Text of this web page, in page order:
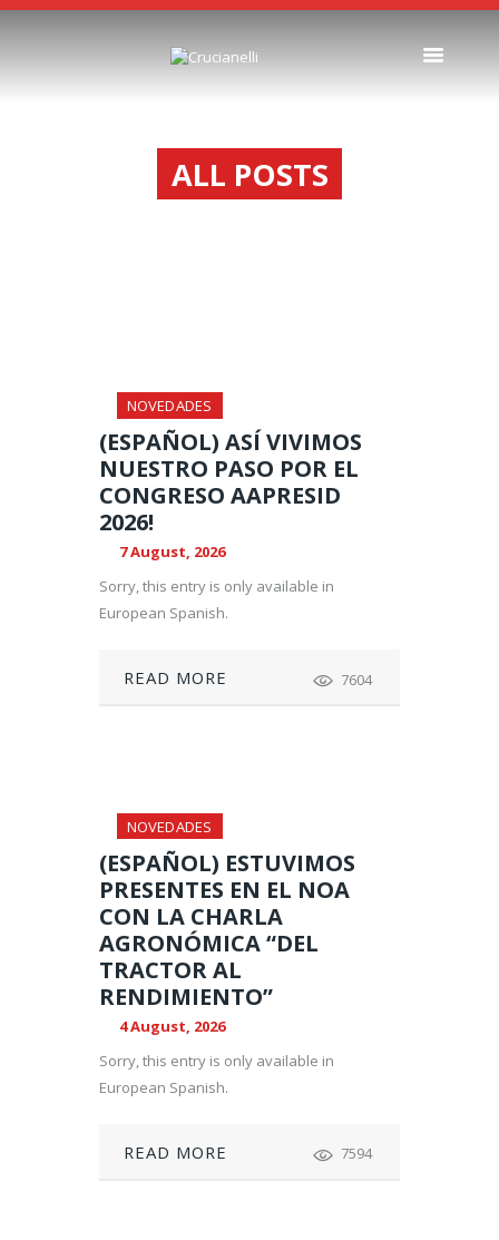
ALL POSTS
SEEDERS
FERTILIZER
SPREADERS
NOVEDADES
(ESPAÑOL) ASÍ VIVIMOS
NUESTRO PASO POR EL
CONGRESO AAPRESID
2026!
7 August, 2026
Sorry, this entry is only available in
European Spanish.
READ MORE 7604
NOVEDADES
(ESPAÑOL) ESTUVIMOS
PRESENTES EN EL NOA
CON LA CHARLA
AGRONÓMICA “DEL
TRACTOR AL
RENDIMIENTO”
4 August, 2026
Sorry, this entry is only available in
European Spanish.
READ MORE 7594